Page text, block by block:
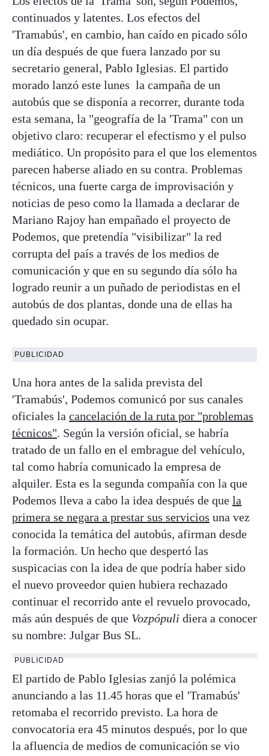
continuados y latentes. Los efectos del
'Tramabús', en cambio, han caído en picado sólo
un día después de que fuera lanzado por su
secretario general, Pablo Iglesias. El partido
morado lanzó este lunes la campaña de un
autobús que se disponía a recorrer, durante toda
esta semana, la "geografía de la 'Trama" con un
objetivo claro: recuperar el efectismo y el pulso
mediático. Un propósito para el que los elementos
parecen haberse aliado en su contra. Problemas
técnicos, una fuerte carga de improvisación y
noticias de peso como la llamada a declarar de
Mariano Rajoy han empañado el proyecto de
Podemos, que pretendía "visibilizar" la red
corrupta del país a través de los medios de
comunicación y que en su segundo día sólo ha
logrado reunir a un puñado de periodistas en el
autobús de dos plantas, donde una de ellas ha
quedado sin ocupar.
PUBLICIDAD
Una hora antes de la salida prevista del
'Tramabús', Podemos comunicó por sus canales
oficiales la cancelación de la ruta por "problemas
técnicos". Según la versión oficial, se habría
tratado de un fallo en el embrague del vehículo,
tal como habría comunicado la empresa de
alquiler. Esta es la segunda compañía con la que
Podemos lleva a cabo la idea después de que la
primera se negara a prestar sus servicios una vez
conocida la temática del autobús, afirman desde
la formación. Un hecho que despertó las
suspicacias con la idea de que podría haber sido
el nuevo proveedor quien hubiera rechazado
continuar el recorrido ante el revuelo provocado,
más aún después de que Vozpópuli diera a conocer
su nombre: Julgar Bus SL.
PUBLICIDAD
El partido de Pablo Iglesias zanjó la polémica
anunciando a las 11.45 horas que el 'Tramabús'
retomaba el recorrido previsto. La hora de
convocatoria era 45 minutos después, por lo que
la afluencia de medios de comunicación se vio